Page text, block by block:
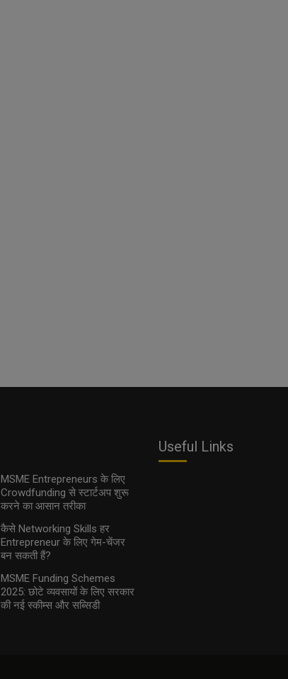
MSME Entrepreneurs के लिए
Crowdfunding से स्टार्टअप शुरू
करने का आसान तरीका
कैसे Networking Skills हर
Entrepreneur के लिए गेम-चेंजर
बन सकती हैं?
MSME Funding Schemes
2025: छोटे व्यवसायों के लिए सरकार
की नई स्कीम्स और सब्सिडी
Useful Links